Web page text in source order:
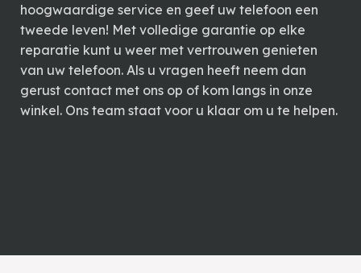
hoogwaardige service en geef uw telefoon een
tweede leven! Met volledige garantie op elke
reparatie kunt u weer met vertrouwen genieten
van uw telefoon. Als u vragen heeft neem dan
gerust contact met ons op of kom langs in onze
winkel. Ons team staat voor u klaar om u te helpen.